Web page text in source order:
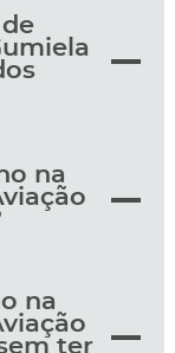
na
na
ter